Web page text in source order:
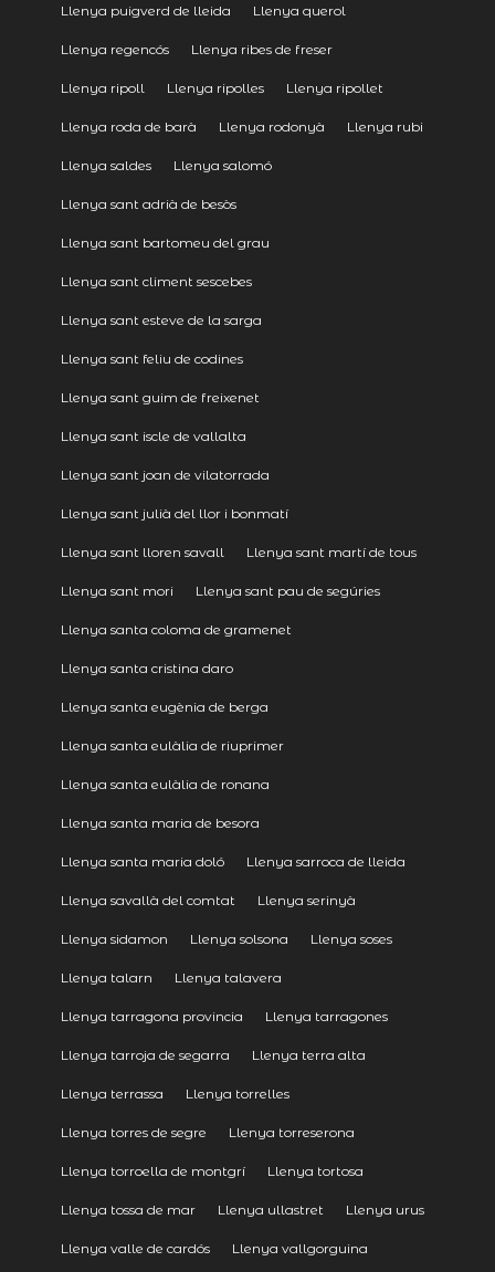
Llenya puigverd de lleida Llenya querol
Llenya regencós Llenya ribes de freser
Llenya ripoll Llenya ripolles Llenya ripollet
Llenya roda de barà Llenya rodonyà Llenya rubi
Llenya saldes Llenya salomó
Llenya sant adrià de besòs
Llenya sant bartomeu del grau
Llenya sant climent sescebes
Llenya sant esteve de la sarga
Llenya sant feliu de codines
Llenya sant guim de freixenet
Llenya sant iscle de vallalta
Llenya sant joan de vilatorrada
Llenya sant julià del llor i bonmatí
Llenya sant lloren savall Llenya sant martí de tous
Llenya sant mori Llenya sant pau de segúries
Llenya santa coloma de gramenet
Llenya santa cristina daro
Llenya santa eugènia de berga
Llenya santa eulàlia de riuprimer
Llenya santa eulàlia de ronana
Llenya santa maria de besora
Llenya santa maria doló Llenya sarroca de lleida
Llenya savallà del comtat Llenya serinyà
Llenya sidamon Llenya solsona Llenya soses
Llenya talarn Llenya talavera
Llenya tarragona provincia Llenya tarragones
Llenya tarroja de segarra Llenya terra alta
Llenya terrassa Llenya torrelles
Llenya torres de segre Llenya torreserona
Llenya torroella de montgrí Llenya tortosa
Llenya tossa de mar Llenya ullastret Llenya urus
Llenya valle de cardós Llenya vallgorguina